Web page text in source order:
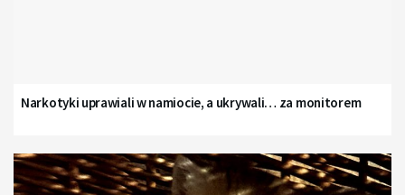
Narkotyki uprawiali w namiocie, a ukrywali… za monitorem